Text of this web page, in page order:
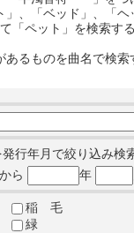
」、「ベッド」、「
「ペット」を検索
あるものを曲名で検
行年月で絞り込み検
ら 年
稲 毛
緑